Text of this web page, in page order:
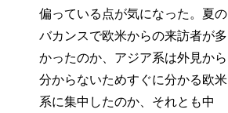
偏っている点が気になった。夏の
バカンスで欧米からの来訪者が多
かったのか、アジア系は外見から
分からないためすぐに分かる欧米
系に集中したのか、それとも中